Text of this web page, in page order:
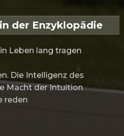
der Enzyklopädie
Leben lang tragen
Die Intelligenz des
Macht der Intuition
reden